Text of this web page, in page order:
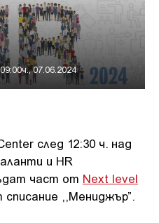
07.06.2024
след 12:30 ч. над
и HR
част от Next level
списание ,,Мениджър”.